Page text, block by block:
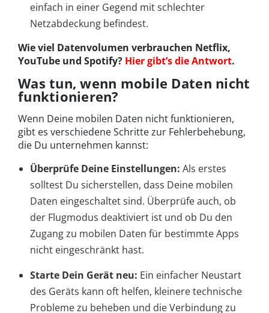
einfach in einer Gegend mit schlechter
Netzabdeckung befindest.
Wie viel Datenvolumen verbrauchen Netflix,
YouTube und Spotify? Hier gibt’s die Antwort.
Was tun, wenn mobile Daten nicht
funktionieren?
Wenn Deine mobilen Daten nicht funktionieren,
gibt es verschiedene Schritte zur Fehlerbehebung,
die Du unternehmen kannst:
Überprüfe Deine Einstellungen: Als erstes
solltest Du sicherstellen, dass Deine mobilen
Daten eingeschaltet sind. Überprüfe auch, ob
der Flugmodus deaktiviert ist und ob Du den
Zugang zu mobilen Daten für bestimmte Apps
nicht eingeschränkt hast.
Starte Dein Gerät neu: Ein einfacher Neustart
des Geräts kann oft helfen, kleinere technische
Probleme zu beheben und die Verbindung zu